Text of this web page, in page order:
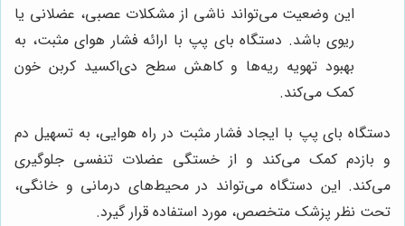
این وضعیت می‌تواند ناشی از مشکلات عصبی، عضلانی یا
ریوی باشد. دستگاه بای پپ با ارائه فشار هوای مثبت، به
بهبود تهویه ریه‌ها و کاهش سطح دی‌اکسید کربن خون
کمک می‌کند.
دستگاه بای پپ با ایجاد فشار مثبت در راه هوایی، به تسهیل دم
و بازدم کمک می‌کند و از خستگی عضلات تنفسی جلوگیری
می‌کند. این دستگاه می‌تواند در محیط‌های درمانی و خانگی،
تحت نظر پزشک متخصص، مورد استفاده قرار گیرد.